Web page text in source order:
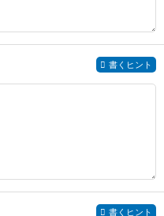
書くヒント
書くヒント